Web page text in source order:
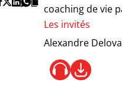
coaching de vie
Les invités
Alexandre